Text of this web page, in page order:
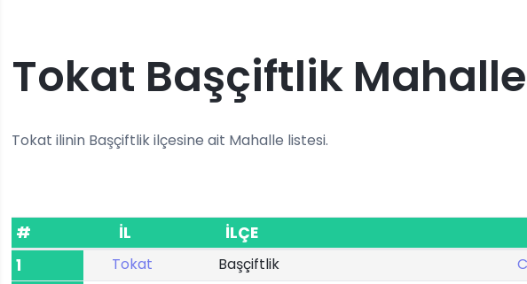
Tokat Başçiftlik
Tokat ilinin Başçiftlik ilçesine ait Mahalle listesi.
# İL İLÇE
1
Tokat Başçiftlik